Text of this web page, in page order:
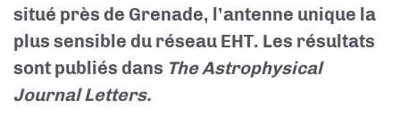
situé près de Grenade, l’antenne unique la
plus sensible du réseau EHT. Les résultats
sont publiés dans The Astrophysical
Journal Letters.